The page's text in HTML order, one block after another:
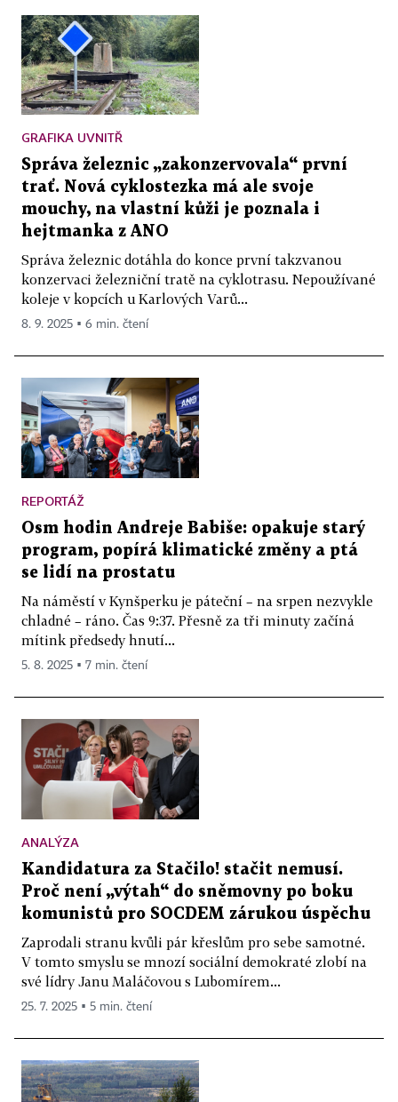
GRAFIKA UVNITŘ
Správa železnic „zakonzervovala“ první
trať. Nová cyklostezka má ale svoje
mouchy, na vlastní kůži je poznala i
hejtmanka z ANO
Správa železnic dotáhla do konce první takzvanou
konzervaci železniční tratě na cyklotrasu. Nepoužívané
koleje v kopcích u Karlových Varů...
8. 9. 2025 ▪ 6 min. čtení
REPORTÁŽ
Osm hodin Andreje Babiše: opakuje starý
program, popírá klimatické změny a ptá
se lidí na prostatu
Na náměstí v Kynšperku je páteční – na srpen nezvykle
chladné – ráno. Čas 9:37. Přesně za tři minuty začíná
mítink předsedy hnutí...
5. 8. 2025 ▪ 7 min. čtení
ANALÝZA
Kandidatura za Stačilo! stačit nemusí.
Proč není „výtah“ do sněmovny po boku
komunistů pro SOCDEM zárukou úspěchu
Zaprodali stranu kvůli pár křeslům pro sebe samotné.
V tomto smyslu se mnozí sociální demokraté zlobí na
své lídry Janu Maláčovou s Lubomírem...
25. 7. 2025 ▪ 5 min. čtení